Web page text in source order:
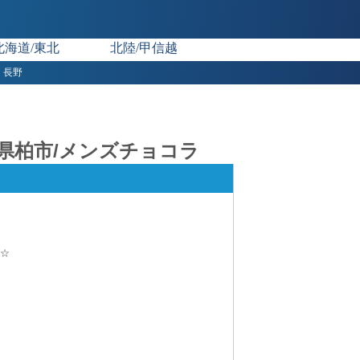
海道/東北 北陸/甲信越
長野
柏市/メンズチョコラ
☆